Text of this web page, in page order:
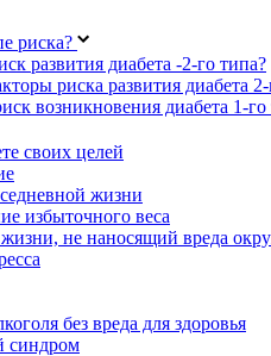
риска?
развития диабета -2-го типа?
риска развития диабета
возникновения диабета 1-го
своих целей
жизни
избыточного веса
не наносящий вреда
без вреда для здоровья
синдром